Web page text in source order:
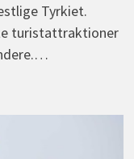
Tyrkiet.
turistattraktioner